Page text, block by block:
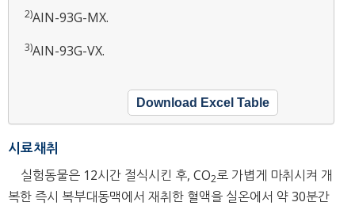
2)AIN-93G-MX.
3)AIN-93G-VX.
Download Excel Table
시료채취
실험동물은 12시간 절식시킨 후, CO2로 가볍게 마취시켜 개
복한 즉시 복부대동맥에서 재취한 혈액을 실온에서 약 30분간